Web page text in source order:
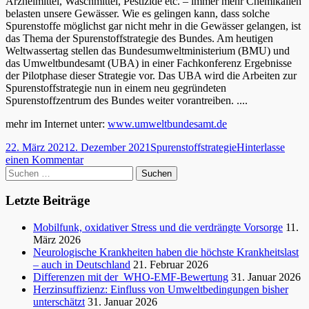
belasten unsere Gewässer. Wie es gelingen kann, dass solche
Spurenstoffe möglichst gar nicht mehr in die Gewässer gelangen, ist
das Thema der Spurenstoffstrategie des Bundes. Am heutigen
Weltwassertag stellen das Bundesumweltministerium (BMU) und
das Umweltbundesamt (UBA) in einer Fachkonferenz Ergebnisse
der Pilotphase dieser Strategie vor. Das UBA wird die Arbeiten zur
Spurenstoffstrategie nun in einem neu gegründeten
Spurenstoffzentrum des Bundes weiter vorantreiben. ....
mehr im Internet unter: www.umweltbundesamt.de
Veröffentlicht
am
22. März 2021 2. Dezember 2021 Schlagwörter
SpurenstoffstrategieHinterlasse
einen Kommentarzu
Weltwassertag:
Chemikalien
in
Gewässern
reduzieren
Haupt-
Seitenleiste
Suchen
nach:
Letzte Beiträge
Mobilfunk, oxidativer Stress und die verdrängte Vorsorge 11.
März 2026
Neurologische Krankheiten haben die höchste Krankheitslast
– auch in Deutschland 21. Februar 2026
Differenzen mit der WHO-EMF-Bewertung 31. Januar 2026
Herzinsuffizienz: Einfluss von Umweltbedingungen bisher
unterschätzt 31. Januar 2026